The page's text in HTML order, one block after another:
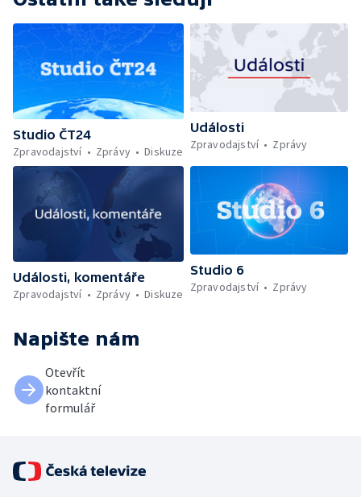
Studio ČT24
Zpravodajství
Zprávy Diskuze
Události
Zpravodajství
Zprávy
Události, komentáře
Zpravodajství
Zprávy Diskuze
Studio 6
Zpravodajství
Zprávy
Napište nám
Otevřít
kontaktní
formulář